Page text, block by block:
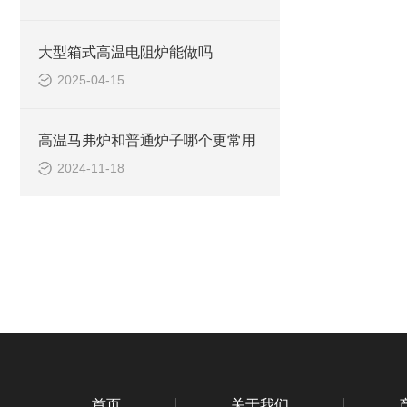
大型箱式高温电阻炉能做吗
2025-04-15
高温马弗炉和普通炉子哪个更常用
2024-11-18